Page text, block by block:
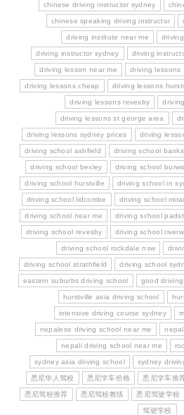
chinese driving instructor sydney
chinese speaking driving instructor
driving institute near me
driving instructor sydney driving
driving lesson near me driving lessons
driving lessons cheap driving lessons
driving lessons revesby
driving lessons st george area
driving lessons sydney prices driving
driving school ashfield driving school
driving school bexley driving school
driving school hurstville driving school in
driving school lidcombe driving school
driving school near me driving school
driving school revesby driving school
driving school rockdale nsw
driving school strathfield driving school
eastern suburbs driving school good
hurstville asia driving school
intensive driving course sydney
nepalese driving school near me
nepali driving school near me
sydney asia driving school sydney
悉尼华人驾校 悉尼学车价格 悉尼学车推
悉尼驾校推荐 悉尼驾校教练 悉尼驾驶学校
驾驶学校